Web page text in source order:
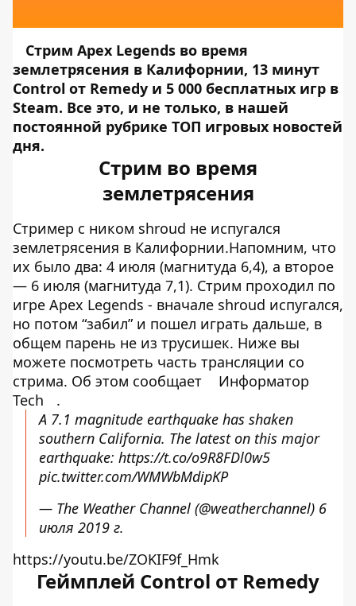
Стрим Apex Legends во время
землетрясения в Калифорнии, 13 минут
Control от Remedy и 5 000 бесплатных игр в
Steam. Все это, и не только, в нашей
постоянной рубрике ТОП игровых новостей
дня.
Стрим во время
землетрясения
Стример с ником shroud не испугался
землетрясения в Калифорнии.Напомним, что
их было два: 4 июля (магнитуда 6,4), а второе
— 6 июля (магнитуда 7,1). Стрим проходил по
игре Apex Legends - вначале shroud испугался,
но потом “забил” и пошел играть дальше, в
общем парень не из трусишек. Ниже вы
можете посмотреть часть трансляции со
стрима. Об этом сообщает
Информатор
Tech
.
A 7.1 magnitude earthquake has shaken
southern California. The latest on this major
earthquake: https://t.co/o9R8FDl0w5
pic.twitter.com/WMWbMdipKP
— The Weather Channel (@weatherchannel) 6
июля 2019 г.
https://youtu.be/ZOKIF9f_Hmk
Геймплей Control от Remedy